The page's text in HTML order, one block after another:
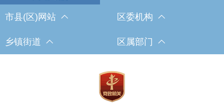
市县(区)网站 区委机构
乡镇街道 区属部门